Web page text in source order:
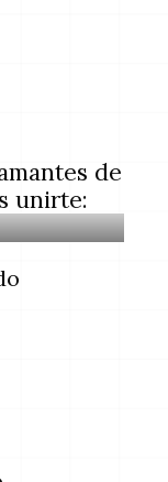
de
unirte: